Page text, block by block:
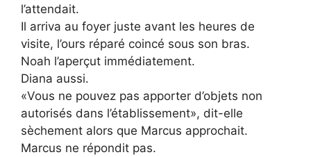
l’attendait.
Il arriva au foyer juste avant les heures de
visite, l’ours réparé coincé sous son bras.
Noah l’aperçut immédiatement.
Diana aussi.
«Vous ne pouvez pas apporter d’objets non
autorisés dans l’établissement», dit-elle
sèchement alors que Marcus approchait.
Marcus ne répondit pas.